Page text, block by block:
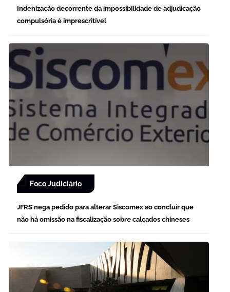
Indenização decorrente da impossibilidade de adjudicação
compulsória é imprescritível
Foco Judiciário
JFRS nega pedido para alterar Siscomex ao concluir que
não há omissão na fiscalização sobre calçados chineses